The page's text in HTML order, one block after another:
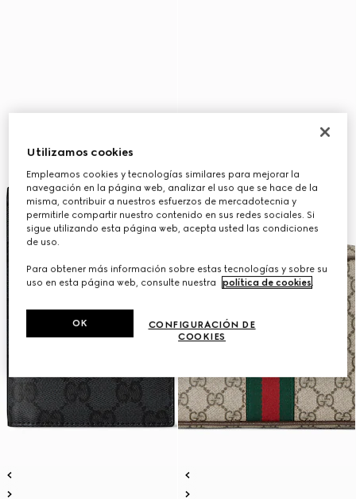
Utilizamos cookies
Empleamos cookies y tecnologías similares para mejorar la
navegación en la página web, analizar el uso que se hace de la
misma, contribuir a nuestros esfuerzos de mercadotecnia y
permitirle compartir nuestro contenido en sus redes sociales. Si
sigue utilizando esta página web, acepta usted las condiciones
de uso.
Para obtener más información sobre estas tecnologías y sobre su
uso en esta página web, consulte nuestra
política de cookies
CONFIGURACIÓN DE
COOKIES
OK